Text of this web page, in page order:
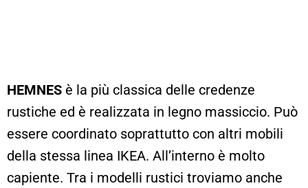
HEMNES è la più classica delle credenze
rustiche ed è realizzata in legno massiccio. Può
essere coordinato soprattutto con altri mobili
della stessa linea IKEA. All’interno è molto
capiente. Tra i modelli rustici troviamo anche